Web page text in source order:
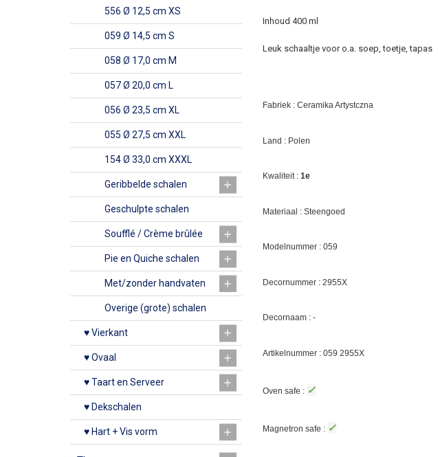
556 Ø 12,5 cm XS
059 Ø 14,5 cm S
058 Ø 17,0 cm M
057 Ø 20,0 cm L
056 Ø 23,5 cm XL
055 Ø 27,5 cm XXL
154 Ø 33,0 cm XXXL
Geribbelde schalen
Geschulpte schalen
Soufflé / Crème brûlée
Pie en Quiche schalen
Met/zonder handvaten
Overige (grote) schalen
♥ Vierkant
♥ Ovaal
♥ Taart en Serveer
♥ Dekschalen
♥ Hart + Vis vorm
Inhoud 400 ml
Leuk schaaltje voor o.a. soep, toetje, tapas
Fabriek : Ceramika Artystczna
Land : Polen
Kwaliteit : 1e
Materiaal : Steengoed
Modelnummer : 059
Decornummer : 2955X
Decornaam : -
Artikelnummer : 059 2955X
Oven safe : ✓
Magnetron safe : ✓